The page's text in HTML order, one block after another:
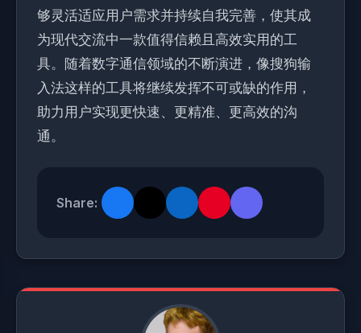
够灵活适应用户需求并持续自我完善，使其成
为现代交流中一款值得信赖且高效实用的工
具。随着数字通信领域的不断演进，像搜狗输
入法这样的工具将继续发挥不可或缺的作用，
助力用户实现更快速、更精准、更高效的沟
通。
Share: